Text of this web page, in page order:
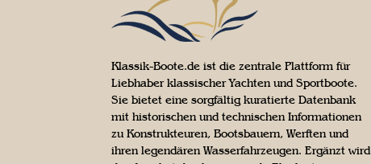
Klassik-Boote.de ist die zentrale Plattform für
Liebhaber klassischer Yachten und Sportboote.
Sie bietet eine sorgfältig kuratierte Datenbank
mit historischen und technischen Informationen
zu Konstrukteuren, Bootsbauern, Werften und
ihren legendären Wasserfahrzeugen. Ergänzt wird